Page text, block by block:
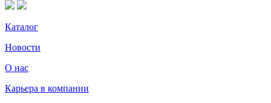
Каталог
Новости
О нас
Карьера в компании